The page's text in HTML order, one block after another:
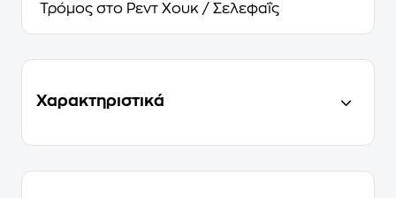
Τρόμος στο Ρεντ Χουκ / Σελεφαΐς
Χαρακτηριστικά